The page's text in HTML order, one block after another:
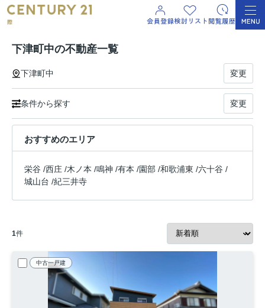
下津町中の不動産一覧
下津町中 変更
条件から探す 変更
おすすめのエリア
栄谷 /西庄 /木ノ本 /鳴神 /有本 /園部 /和歌浦東 /六十谷 /
城山台 /紀三井寺
1件
中古一戸建